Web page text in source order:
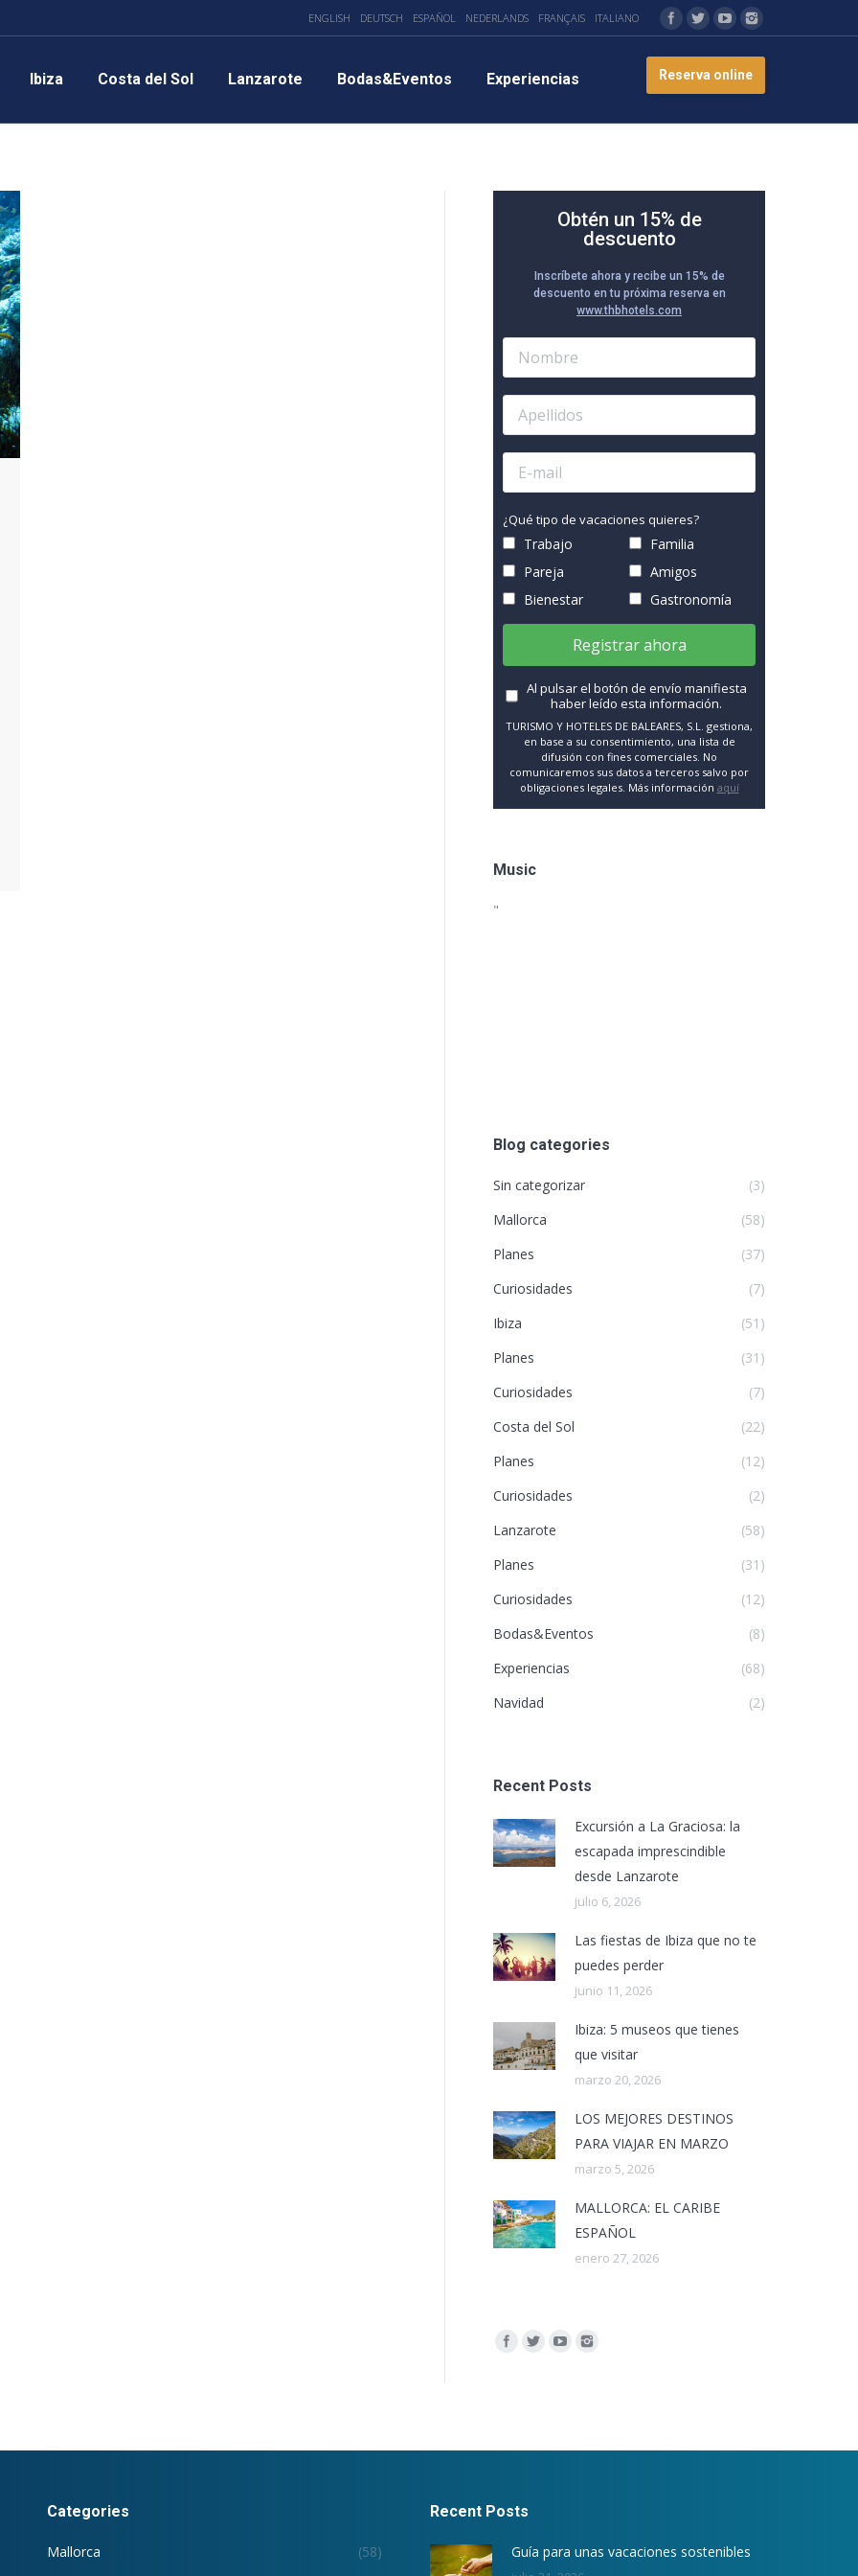
ENGLISH DEUTSCH ESPAÑOL NEDERLANDS FRANÇAIS ITALIANO
Ibiza Costa del Sol Lanzarote Bodas&Eventos Experiencias Reserva online
Obtén un 15% de
descuento
Inscríbete ahora y recibe un 15% de
descuento en tu próxima reserva en
www.thbhotels.com
¿Qué tipo de vacaciones quieres?
Trabajo
Familia
Pareja
Amigos
Bienestar
Gastronomía
Registrar ahora
Al pulsar el botón de envío manifiesta
haber leído esta información.
TURISMO Y HOTELES DE BALEARES, S.L. gestiona,
en base a su consentimiento, una lista de
difusión con fines comerciales. No
comunicaremos sus datos a terceros salvo por
obligaciones legales. Más información aquí
Music
"
Blog categories
Sin categorizar
(3)
Mallorca
(58)
Planes
(37)
Curiosidades
(7)
Ibiza
(51)
Planes
(31)
Curiosidades
(7)
Costa del Sol
(22)
Planes
(12)
Curiosidades
(2)
Lanzarote
(58)
Planes
(31)
Curiosidades
(12)
Bodas&Eventos
(8)
Experiencias
(68)
Navidad
(2)
Recent Posts
Excursión a La Graciosa: la
escapada imprescindible
desde Lanzarote
julio 6, 2026
Las fiestas de Ibiza que no te
puedes perder
junio 11, 2026
Ibiza: 5 museos que tienes
que visitar
marzo 20, 2026
LOS MEJORES DESTINOS
PARA VIAJAR EN MARZO
marzo 5, 2026
MALLORCA: EL CARIBE
ESPAÑOL
enero 27, 2026
Encuéntranos en:
Categories
Mallorca (58)
Recent Posts
Guía para unas vacaciones sostenibles